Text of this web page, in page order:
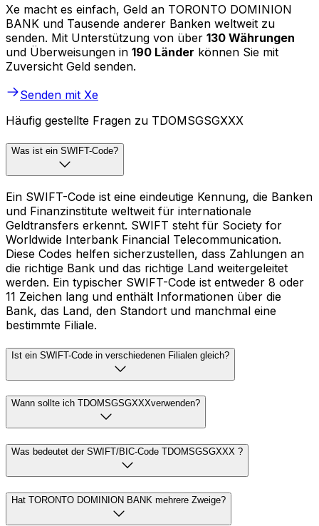
Xe macht es einfach, Geld an TORONTO DOMINION
BANK und Tausende anderer Banken weltweit zu
senden. Mit Unterstützung von über 130 Währungen
und Überweisungen in 190 Länder können Sie mit
Zuversicht Geld senden.
Senden mit Xe
Häufig gestellte Fragen zu TDOMSGSGXXX
Was ist ein SWIFT-Code?
Ein SWIFT-Code ist eine eindeutige Kennung, die Banken
und Finanzinstitute weltweit für internationale
Geldtransfers erkennt. SWIFT steht für Society for
Worldwide Interbank Financial Telecommunication.
Diese Codes helfen sicherzustellen, dass Zahlungen an
die richtige Bank und das richtige Land weitergeleitet
werden. Ein typischer SWIFT-Code ist entweder 8 oder
11 Zeichen lang und enthält Informationen über die
Bank, das Land, den Standort und manchmal eine
bestimmte Filiale.
Ist ein SWIFT-Code in verschiedenen Filialen gleich?
Wann sollte ich TDOMSGSGXXXverwenden?
Was bedeutet der SWIFT/BIC-Code TDOMSGSGXXX ?
Hat TORONTO DOMINION BANK mehrere Zweige?